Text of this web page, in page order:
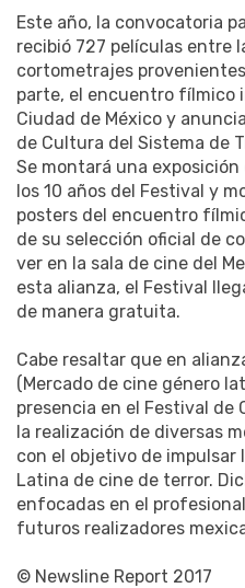
Este año, la convocatoria
recibió 727 películas entre
cortometrajes
parte, el encuentro fílmico
Ciudad de México y
de Cultura del Sistema de
Se montará una
los 10 años del Festival y
posters del encuentro
de su selección oficial de
ver en la sala de cine del
esta alianza, el Festival
de manera gratuita.
Cabe resaltar que en
(Mercado de cine género
presencia en el Festival de
la realización de diversas
con el objetivo de impulsar
Latina de cine de terror.
enfocadas en el
futuros realizadores
© Newsline Report 2017